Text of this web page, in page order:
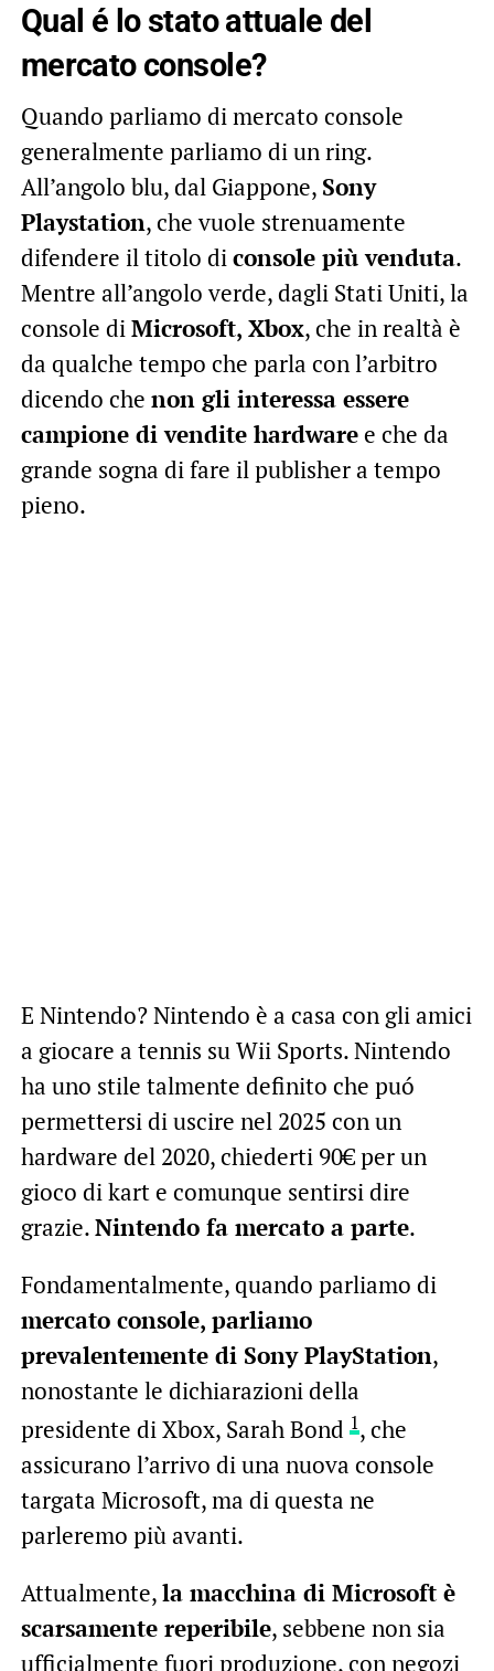
Qual é lo stato attuale del
mercato console?
Quando parliamo di mercato console
generalmente parliamo di un ring.
All’angolo blu, dal Giappone, Sony
Playstation, che vuole strenuamente
difendere il titolo diconsole più venduta.
Mentre all’angolo verde, dagli Stati Uniti, la
console diMicrosoft, Xbox, che in realtà è
da qualche tempo che parla con l’arbitro
dicendo che non gli interessa essere
campione di vendite hardwaree che da
grande sogna di fare il publisher a tempo
pieno.
E Nintendo? Nintendo è a casa con gli amici
a giocare a tennis su Wii Sports. Nintendo
ha uno stile talmente definito che puó
permettersi di uscire nel 2025 con un
hardware del 2020, chiederti 90€ per un
gioco di kart e comunque sentirsi dire
grazie.Nintendo fa mercato a parte.
Fondamentalmente, quando parliamo di
mercato console, parliamo
prevalentemente di Sony PlayStation,
nonostante le dichiarazioni della
presidente di Xbox, Sarah Bond 1, che
assicurano l’arrivo di una nuova console
targata Microsoft, ma di questa ne
parleremo più avanti.
Attualmente,la macchina di Microsoft è
scarsamente reperibile, sebbene non sia
ufficialmente fuori produzione, con negozi